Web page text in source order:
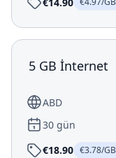
5 GB İnternet
ABD
30 gün
€18.90 €3.78/GB